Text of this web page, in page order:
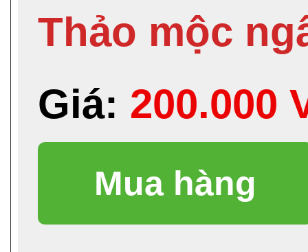
Thảo mộc
Giá: 200.000